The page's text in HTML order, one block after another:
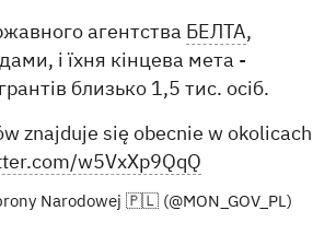
агентства БЕЛТА,
і їхня кінцева мета -
близько 1,5 тис. осіб.
znajduje się obecnie w okolicach
w5VxXp9QqQ
Narodowej 🇵🇱 (@MON_GOV_PL)